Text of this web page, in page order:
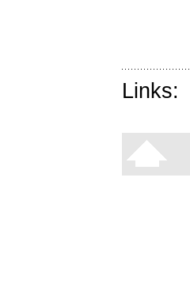
Links: